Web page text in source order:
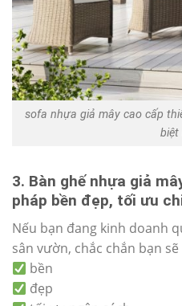
sofa nhựa giả mây cao cấp
biệt
3. Bàn ghế nhựa giả
pháp bền đẹp, tối ưu
Nếu bạn đang kinh doanh
sân vườn, chắc chắn bạn
bền
đẹp